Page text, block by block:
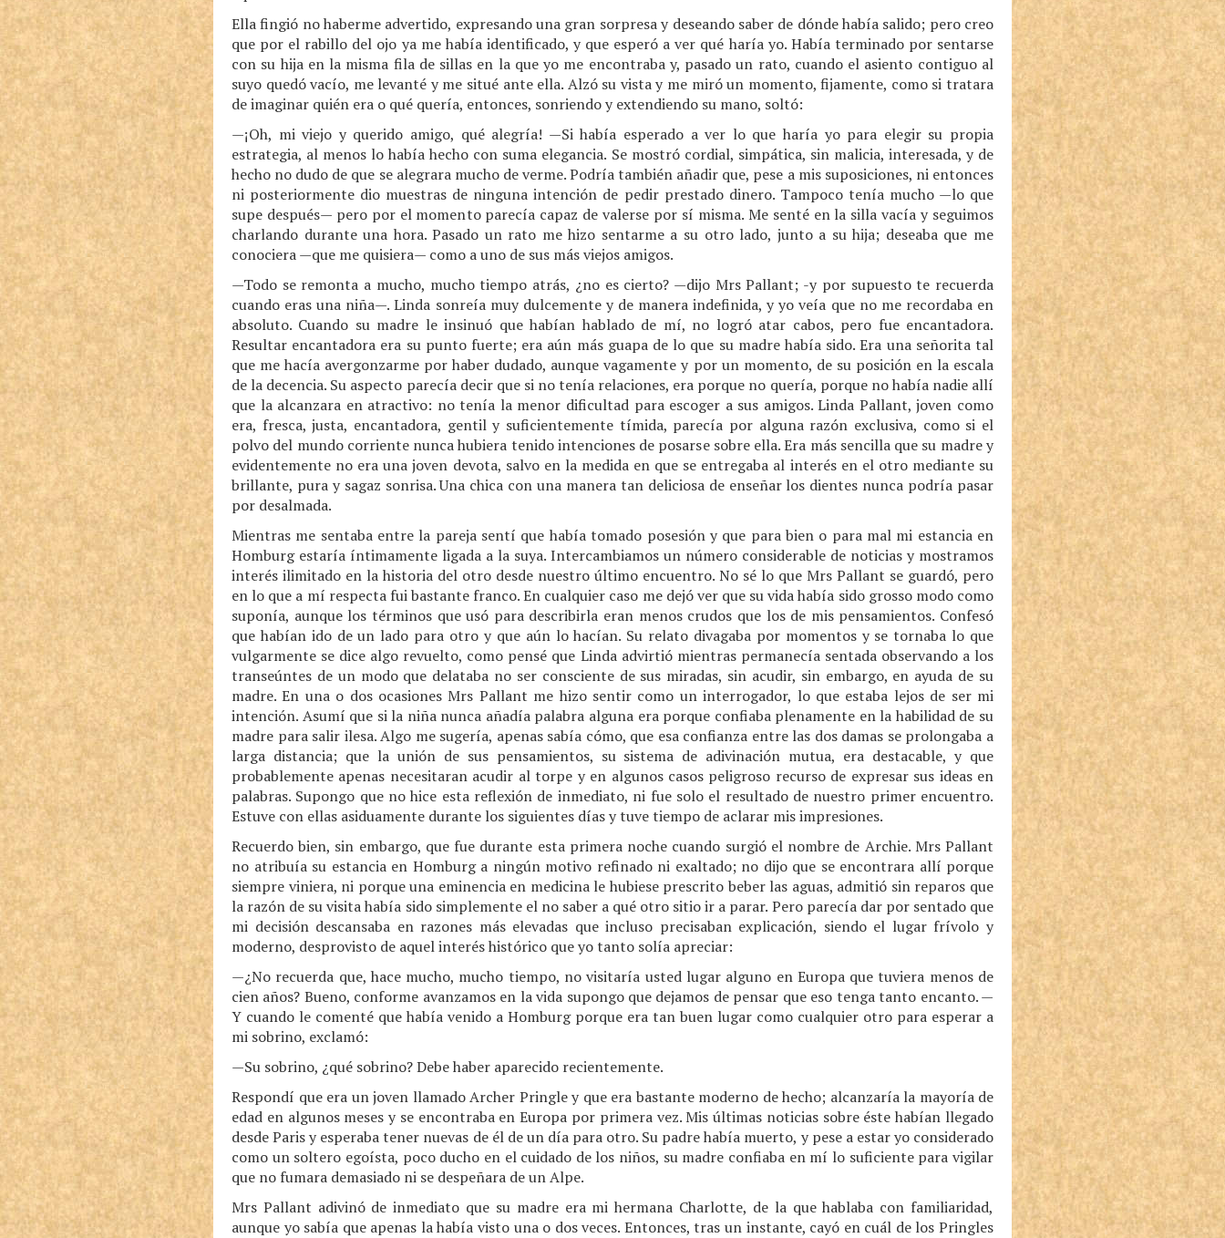
Ella fingió no haberme advertido, expresando una gran sorpresa y deseando saber de dónde había salido; pero creo
que por el rabillo del ojo ya me había identificado, y que esperó a ver qué haría yo. Había terminado por sentarse
con su hija en la misma fila de sillas en la que yo me encontraba y, pasado un rato, cuando el asiento contiguo al
suyo quedó vacío, me levanté y me situé ante ella. Alzó su vista y me miró un momento, fijamente, como si tratara
de imaginar quién era o qué quería, entonces, sonriendo y extendiendo su mano, soltó:
—¡Oh, mi viejo y querido amigo, qué alegría! —Si había esperado a ver lo que haría yo para elegir su propia
estrategia, al menos lo había hecho con suma elegancia. Se mostró cordial, simpática, sin malicia, interesada, y de
hecho no dudo de que se alegrara mucho de verme. Podría también añadir que, pese a mis suposiciones, ni entonces
ni posteriormente dio muestras de ninguna intención de pedir prestado dinero. Tampoco tenía mucho —lo que
supe después— pero por el momento parecía capaz de valerse por sí misma. Me senté en la silla vacía y seguimos
charlando durante una hora. Pasado un rato me hizo sentarme a su otro lado, junto a su hija; deseaba que me
conociera —que me quisiera— como a uno de sus más viejos amigos.
—Todo se remonta a mucho, mucho tiempo atrás, ¿no es cierto? —dijo Mrs Pallant; -y por supuesto te recuerda
cuando eras una niña—. Linda sonreía muy dulcemente y de manera indefinida, y yo veía que no me recordaba en
absoluto. Cuando su madre le insinuó que habían hablado de mí, no logró atar cabos, pero fue encantadora.
Resultar encantadora era su punto fuerte; era aún más guapa de lo que su madre había sido. Era una señorita tal
que me hacía avergonzarme por haber dudado, aunque vagamente y por un momento, de su posición en la escala
de la decencia. Su aspecto parecía decir que si no tenía relaciones, era porque no quería, porque no había nadie allí
que la alcanzara en atractivo: no tenía la menor dificultad para escoger a sus amigos. Linda Pallant, joven como
era, fresca, justa, encantadora, gentil y suficientemente tímida, parecía por alguna razón exclusiva, como si el
polvo del mundo corriente nunca hubiera tenido intenciones de posarse sobre ella. Era más sencilla que su madre y
evidentemente no era una joven devota, salvo en la medida en que se entregaba al interés en el otro mediante su
brillante, pura y sagaz sonrisa. Una chica con una manera tan deliciosa de enseñar los dientes nunca podría pasar
por desalmada.
Mientras me sentaba entre la pareja sentí que había tomado posesión y que para bien o para mal mi estancia en
Homburg estaría íntimamente ligada a la suya. Intercambiamos un número considerable de noticias y mostramos
interés ilimitado en la historia del otro desde nuestro último encuentro. No sé lo que Mrs Pallant se guardó, pero
en lo que a mí respecta fui bastante franco. En cualquier caso me dejó ver que su vida había sido grosso modo como
suponía, aunque los términos que usó para describirla eran menos crudos que los de mis pensamientos. Confesó
que habían ido de un lado para otro y que aún lo hacían. Su relato divagaba por momentos y se tornaba lo que
vulgarmente se dice algo revuelto, como pensé que Linda advirtió mientras permanecía sentada observando a los
transeúntes de un modo que delataba no ser consciente de sus miradas, sin acudir, sin embargo, en ayuda de su
madre. En una o dos ocasiones Mrs Pallant me hizo sentir como un interrogador, lo que estaba lejos de ser mi
intención. Asumí que si la niña nunca añadía palabra alguna era porque confiaba plenamente en la habilidad de su
madre para salir ilesa. Algo me sugería, apenas sabía cómo, que esa confianza entre las dos damas se prolongaba a
larga distancia; que la unión de sus pensamientos, su sistema de adivinación mutua, era destacable, y que
probablemente apenas necesitaran acudir al torpe y en algunos casos peligroso recurso de expresar sus ideas en
palabras. Supongo que no hice esta reflexión de inmediato, ni fue solo el resultado de nuestro primer encuentro.
Estuve con ellas asiduamente durante los siguientes días y tuve tiempo de aclarar mis impresiones.
Recuerdo bien, sin embargo, que fue durante esta primera noche cuando surgió el nombre de Archie. Mrs Pallant
no atribuía su estancia en Homburg a ningún motivo refinado ni exaltado; no dijo que se encontrara allí porque
siempre viniera, ni porque una eminencia en medicina le hubiese prescrito beber las aguas, admitió sin reparos que
la razón de su visita había sido simplemente el no saber a qué otro sitio ir a parar. Pero parecía dar por sentado que
mi decisión descansaba en razones más elevadas que incluso precisaban explicación, siendo el lugar frívolo y
moderno, desprovisto de aquel interés histórico que yo tanto solía apreciar:
—¿No recuerda que, hace mucho, mucho tiempo, no visitaría usted lugar alguno en Europa que tuviera menos de
cien años? Bueno, conforme avanzamos en la vida supongo que dejamos de pensar que eso tenga tanto encanto. —
Y cuando le comenté que había venido a Homburg porque era tan buen lugar como cualquier otro para esperar a
mi sobrino, exclamó:
—Su sobrino, ¿qué sobrino? Debe haber aparecido recientemente.
Respondí que era un joven llamado Archer Pringle y que era bastante moderno de hecho; alcanzaría la mayoría de
edad en algunos meses y se encontraba en Europa por primera vez. Mis últimas noticias sobre éste habían llegado
desde Paris y esperaba tener nuevas de él de un día para otro. Su padre había muerto, y pese a estar yo considerado
como un soltero egoísta, poco ducho en el cuidado de los niños, su madre confiaba en mí lo suficiente para vigilar
que no fumara demasiado ni se despeñara de un Alpe.
Mrs Pallant adivinó de inmediato que su madre era mi hermana Charlotte, de la que hablaba con familiaridad,
aunque yo sabía que apenas la había visto una o dos veces. Entonces, tras un instante, cayó en cuál de los Pringles